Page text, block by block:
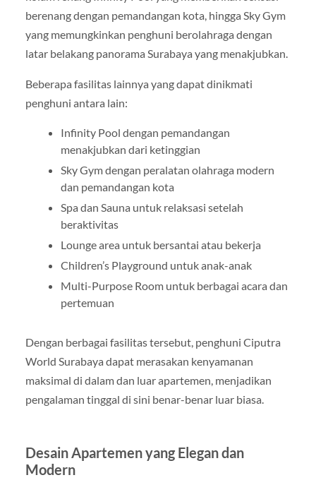
berenang dengan pemandangan kota, hingga Sky Gym
yang memungkinkan penghuni berolahraga dengan
latar belakang panorama Surabaya yang menakjubkan.
Beberapa fasilitas lainnya yang dapat dinikmati
penghuni antara lain:
Infinity Pool dengan pemandangan
menakjubkan dari ketinggian
Sky Gym dengan peralatan olahraga modern
dan pemandangan kota
Spa dan Sauna untuk relaksasi setelah
beraktivitas
Lounge area untuk bersantai atau bekerja
Children’s Playground untuk anak-anak
Multi-Purpose Room untuk berbagai acara dan
pertemuan
Dengan berbagai fasilitas tersebut, penghuni Ciputra
World Surabaya dapat merasakan kenyamanan
maksimal di dalam dan luar apartemen, menjadikan
pengalaman tinggal di sini benar-benar luar biasa.
Desain Apartemen yang Elegan dan
Modern